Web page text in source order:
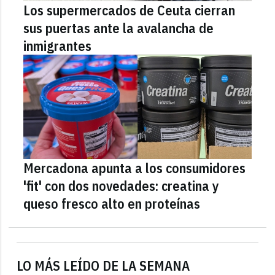
LO MÁS LEÍDO DE LA SEMANA
Los supermercados de Ceuta cierran
sus puertas ante la avalancha de
inmigrantes
Mercadona apunta a los consumidores
'fit' con dos novedades: creatina y
queso fresco alto en proteínas